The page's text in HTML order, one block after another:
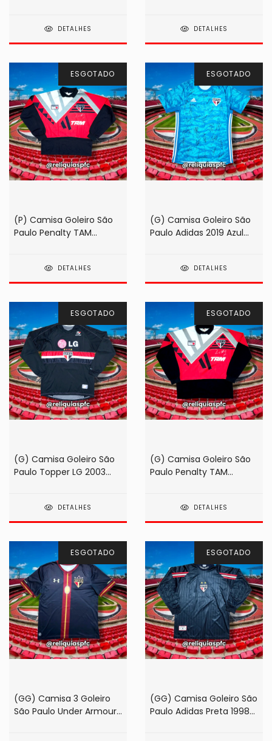
DETALHES DETALHES
ESGOTADO
(P) Camisa Goleiro São
Paulo Penalty TAM
DETALHES
ESGOTADO
(G) Camisa Goleiro São
Paulo Adidas 2019 Azul
DETALHES
ESGOTADO
(G) Camisa Goleiro São
Paulo Topper LG 2003
DETALHES
ESGOTADO
(G) Camisa Goleiro São
Paulo Penalty TAM
DETALHES
ESGOTADO
(GG) Camisa 3 Goleiro
São Paulo Under Armour
ESGOTADO
(GG) Camisa Goleiro São
Paulo Adidas Preta 1998